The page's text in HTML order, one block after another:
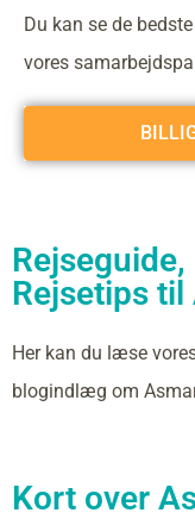
Du kan se de
vores
Rejsetips til
Her kan du læse
blogindlæg om
Kort over